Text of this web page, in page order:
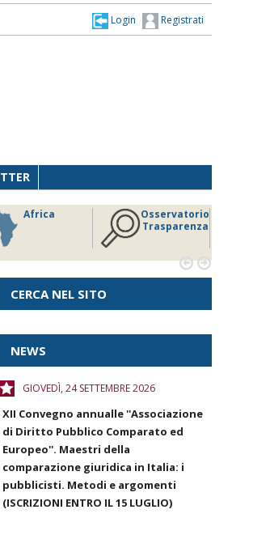
Registrati
Login
Africa
Osservatorio
Trasparenza
 
CERCA NEL SITO
NEWS
GIOVEDÌ, 24 SETTEMBRE 2026
XII Convegno annualle ''Associazione
di Diritto Pubblico Comparato ed
Europeo''. Maestri della
comparazione giuridica in Italia: i
pubblicisti. Metodi e argomenti
(ISCRIZIONI ENTRO IL 15 LUGLIO)